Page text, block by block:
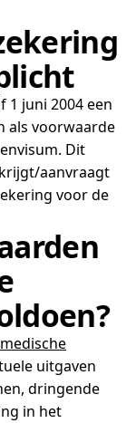
1 juni 2004 een
als voorwaarde
Dit
aanvraagt
voor de
medische
uitgaven
dringende
in het